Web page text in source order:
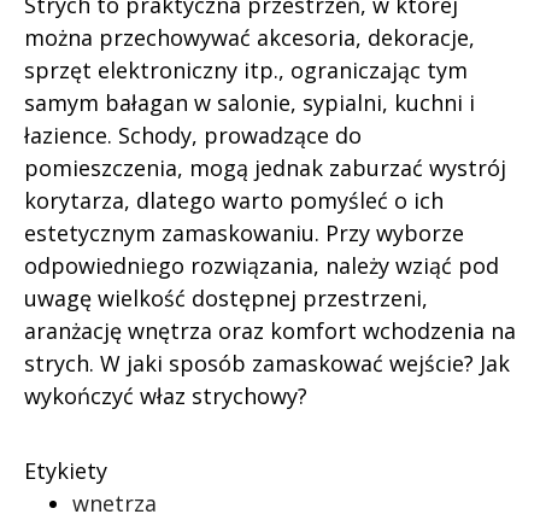
można przechowywać akcesoria, dekoracje,
sprzęt elektroniczny itp., ograniczając tym
samym bałagan w salonie, sypialni, kuchni i
łazience. Schody, prowadzące do
pomieszczenia, mogą jednak zaburzać wystrój
korytarza, dlatego warto pomyśleć o ich
estetycznym zamaskowaniu. Przy wyborze
odpowiedniego rozwiązania, należy wziąć pod
uwagę wielkość dostępnej przestrzeni,
aranżację wnętrza oraz komfort wchodzenia na
strych. W jaki sposób zamaskować wejście? Jak
wykończyć właz strychowy?
Etykiety
wnetrza